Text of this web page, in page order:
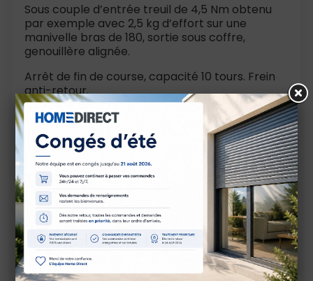
Sous couple d’entrée treuil de 4,5 Nm obtenu
par exemple avec 2,5 kg d’effort sur une
manivelle bras de 180, sortie sous coffre,
genouillère alignée.
Arrêt de fin de course, capacité 10 tours. Frein
anti-retour.
S’inscrit dans diamètre 99.
Entrée de tringle de manoeuvre 6P7
Débrayable à la descente sous effort : couple à
la manivelle : 1,5 Nm (0,800 kg sur manivelle
avec bras de 180).
Limiteur de manoeuvre forcée à la montée.
Utilisation
Capacité de levage en poids : 20 kg.